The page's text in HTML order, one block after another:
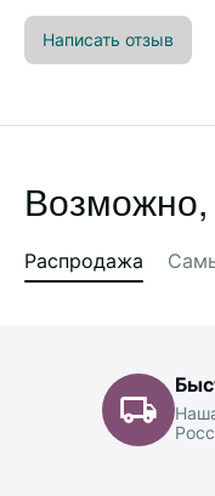
Написать отзыв
Возможно,
Распродажа